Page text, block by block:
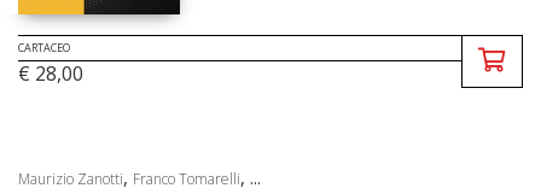
CARTACEO
€ 28,00
Maurizio Zanotti, Franco Tomarelli, ...